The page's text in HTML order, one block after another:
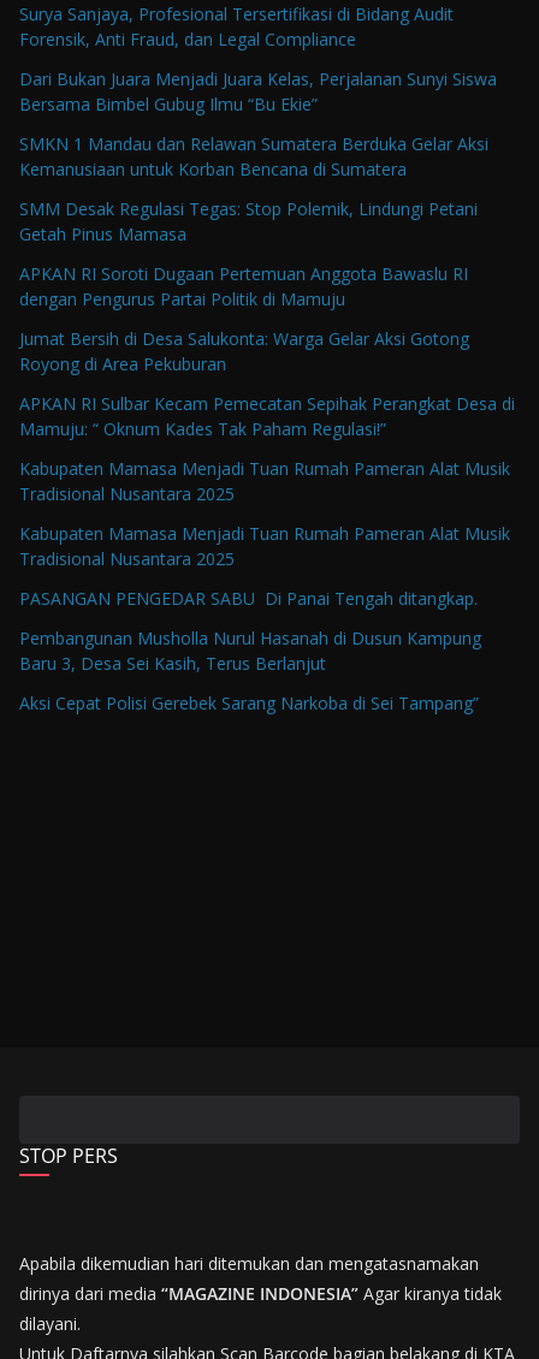
Surya Sanjaya, Profesional Tersertifikasi di Bidang Audit
Forensik, Anti Fraud, dan Legal Compliance
Dari Bukan Juara Menjadi Juara Kelas, Perjalanan Sunyi Siswa
Bersama Bimbel Gubug Ilmu “Bu Ekie”
SMKN 1 Mandau dan Relawan Sumatera Berduka Gelar Aksi
Kemanusiaan untuk Korban Bencana di Sumatera
SMM Desak Regulasi Tegas: Stop Polemik, Lindungi Petani
Getah Pinus Mamasa
APKAN RI Soroti Dugaan Pertemuan Anggota Bawaslu RI
dengan Pengurus Partai Politik di Mamuju
Jumat Bersih di Desa Salukonta: Warga Gelar Aksi Gotong
Royong di Area Pekuburan
APKAN RI Sulbar Kecam Pemecatan Sepihak Perangkat Desa di
Mamuju: “ Oknum Kades Tak Paham Regulasi!”
Kabupaten Mamasa Menjadi Tuan Rumah Pameran Alat Musik
Tradisional Nusantara 2025
Kabupaten Mamasa Menjadi Tuan Rumah Pameran Alat Musik
Tradisional Nusantara 2025
PASANGAN PENGEDAR SABU Di Panai Tengah ditangkap.
Pembangunan Musholla Nurul Hasanah di Dusun Kampung
Baru 3, Desa Sei Kasih, Terus Berlanjut
Aksi Cepat Polisi Gerebek Sarang Narkoba di Sei Tampang”
STOP PERS
Apabila dikemudian hari ditemukan dan mengatasnamakan
dirinya dari media “MAGAZINE INDONESIA” Agar kiranya tidak
dilayani.
Untuk Daftarnya silahkan Scan Barcode bagian belakang di KTA